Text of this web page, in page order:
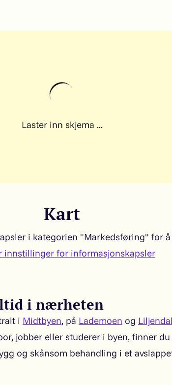
Kart
i kategorien "Markedsføring" for
innstillinger for informasjonskapsler
i nærheten
i Midtbyen, på Lademoen og
jobber eller studerer i byen, finner
og skånsom behandling i et